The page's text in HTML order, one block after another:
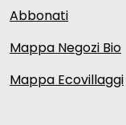
Abbonati
Mappa Negozi Bio
Mappa Ecovillaggi